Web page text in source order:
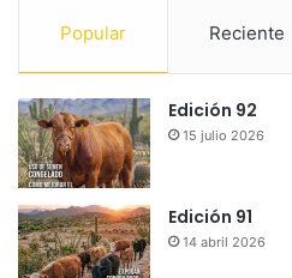
e
b
o
o
k
u
T
u
Popular Reciente
Edición 92
15 julio 2026
Edición 91
14 abril 2026